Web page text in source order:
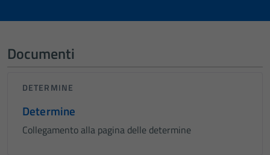
Documenti
DETERMINE
Determine
Collegamento alla pagina delle determine